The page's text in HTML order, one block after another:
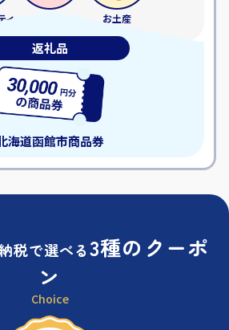
ィ お土産
返礼品
海道函館市商品券
税で選べる3種のクーポ
ン
Choice